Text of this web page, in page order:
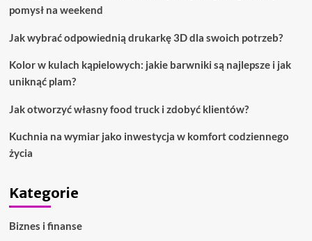
pomysł na weekend
Jak wybrać odpowiednią drukarkę 3D dla swoich potrzeb?
Kolor w kulach kąpielowych: jakie barwniki są najlepsze i jak
uniknąć plam?
Jak otworzyć własny food truck i zdobyć klientów?
Kuchnia na wymiar jako inwestycja w komfort codziennego
życia
Kategorie
Biznes i finanse